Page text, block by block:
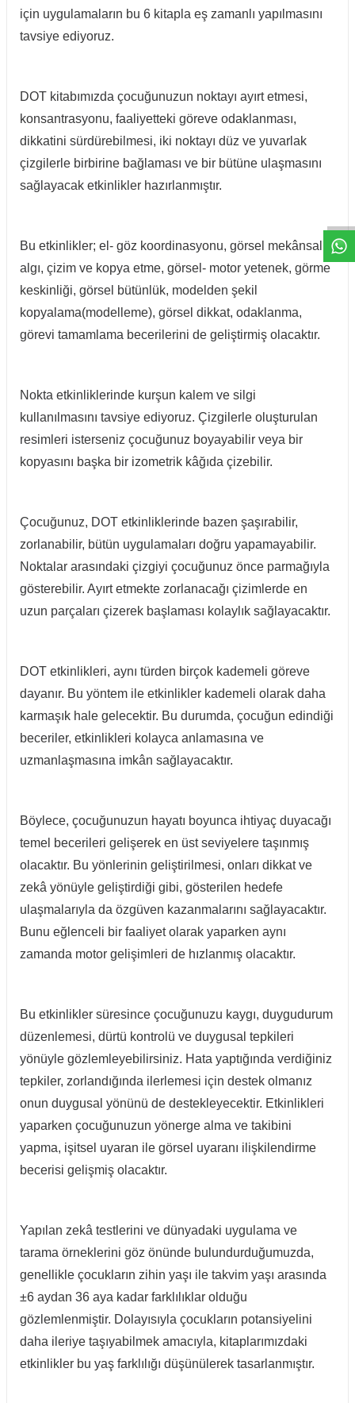
için uygulamaların bu 6 kitapla eş zamanlı yapılmasını
tavsiye ediyoruz.
DOT kitabımızda çocuğunuzun noktayı ayırt etmesi,
konsantrasyonu, faaliyetteki göreve odaklanması,
dikkatini sürdürebilmesi, iki noktayı düz ve yuvarlak
çizgilerle birbirine bağlaması ve bir bütüne ulaşmasını
sağlayacak etkinlikler hazırlanmıştır.
Bu etkinlikler; el- göz koordinasyonu, görsel mekânsal
algı, çizim ve kopya etme, görsel- motor yetenek, görme
keskinliği, görsel bütünlük, modelden şekil
kopyalama(modelleme), görsel dikkat, odaklanma,
görevi tamamlama becerilerini de geliştirmiş olacaktır.
Nokta etkinliklerinde kurşun kalem ve silgi
kullanılmasını tavsiye ediyoruz. Çizgilerle oluşturulan
resimleri isterseniz çocuğunuz boyayabilir veya bir
kopyasını başka bir izometrik kâğıda çizebilir.
Çocuğunuz, DOT etkinliklerinde bazen şaşırabilir,
zorlanabilir, bütün uygulamaları doğru yapamayabilir.
Noktalar arasındaki çizgiyi çocuğunuz önce parmağıyla
gösterebilir. Ayırt etmekte zorlanacağı çizimlerde en
uzun parçaları çizerek başlaması kolaylık sağlayacaktır.
DOT etkinlikleri, aynı türden birçok kademeli göreve
dayanır. Bu yöntem ile etkinlikler kademeli olarak daha
karmaşık hale gelecektir. Bu durumda, çocuğun edindiği
beceriler, etkinlikleri kolayca anlamasına ve
uzmanlaşmasına imkân sağlayacaktır.
Böylece, çocuğunuzun hayatı boyunca ihtiyaç duyacağı
temel becerileri gelişerek en üst seviyelere taşınmış
olacaktır. Bu yönlerinin geliştirilmesi, onları dikkat ve
zekâ yönüyle geliştirdiği gibi, gösterilen hedefe
ulaşmalarıyla da özgüven kazanmalarını sağlayacaktır.
Bunu eğlenceli bir faaliyet olarak yaparken aynı
zamanda motor gelişimleri de hızlanmış olacaktır.
Bu etkinlikler süresince çocuğunuzu kaygı, duygudurum
düzenlemesi, dürtü kontrolü ve duygusal tepkileri
yönüyle gözlemleyebilirsiniz. Hata yaptığında verdiğiniz
tepkiler, zorlandığında ilerlemesi için destek olmanız
onun duygusal yönünü de destekleyecektir. Etkinlikleri
yaparken çocuğunuzun yönerge alma ve takibini
yapma, işitsel uyaran ile görsel uyaranı ilişkilendirme
becerisi gelişmiş olacaktır.
Yapılan zekâ testlerini ve dünyadaki uygulama ve
tarama örneklerini göz önünde bulundurduğumuzda,
genellikle çocukların zihin yaşı ile takvim yaşı arasında
±6 aydan 36 aya kadar farklılıklar olduğu
gözlemlenmiştir. Dolayısıyla çocukların potansiyelini
daha ileriye taşıyabilmek amacıyla, kitaplarımızdaki
etkinlikler bu yaş farklılığı düşünülerek tasarlanmıştır.